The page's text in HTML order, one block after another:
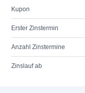
Kupon
Erster Zinstermin
Anzahl Zinstermine
Zinslauf ab